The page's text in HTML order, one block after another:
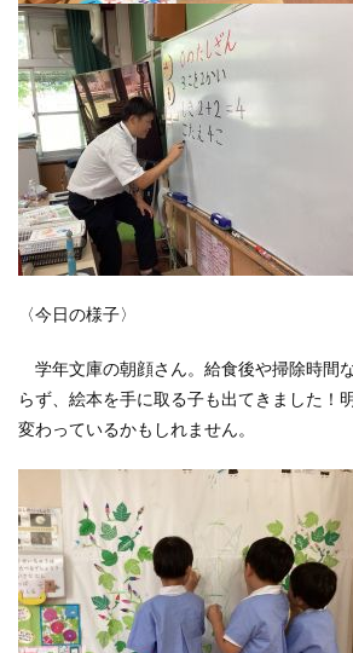
〈今日の様子〉
学年文庫の朝顔さん。給食後や掃除時間
らず、絵本を手に取る子も出てきました！
変わっているかもしれません。